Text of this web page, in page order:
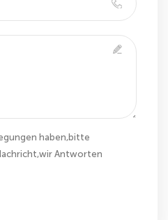
haben,bitte
Antworten